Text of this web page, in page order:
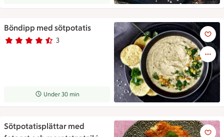
Böndipp med sötpotatis
Betyg 4.7 av 5. 3
3 personer har röstat
Receptet tar Under 30 min att tillaga
Under 30 min
Böndipp med sötpotatis
Sötpotatisplättar med
Sötpotatisplättar med